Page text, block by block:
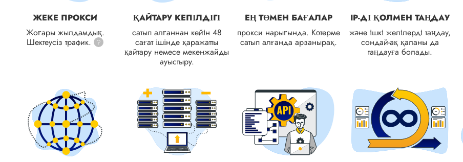
ЖЕКЕ ПРОКСИ
Жоғары жылдамдық.
Шектеусіз трафик.
?
ҚАЙТАРУ КЕПІЛДІГІ
сатып алғаннан кейін 48
сағат ішінде қаражатты
қайтару немесе мекенжайды
ауыстыру.
ЕҢ ТӨМЕН БАҒАЛАР
прокси нарығында. Көтерме
сатып алғанда арзанырақ.
IP-ДІ ҚОЛМЕН ТАҢДАУ
және ішкі желілерді таңдау,
сондай-ақ қаланы да
таңдауға болады.